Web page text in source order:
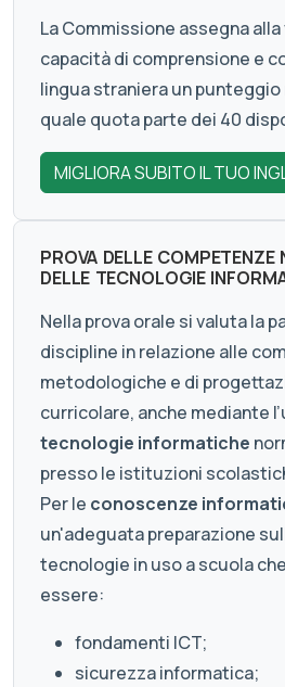
La Commissione assegna
capacità di comprensione e
lingua straniera un punteggio
quale quota parte dei 40
MIGLIORA SUBITO IL TUO
PROVA DELLE COMPETENZE
DELLE TECNOLOGIE
Nella prova orale si valuta la
discipline in relazione alle
metodologiche e di
curricolare, anche mediante
tecnologie informatiche
presso le istituzioni
Per le conoscenze
un'adeguata preparazione
tecnologie in uso a scuola
essere:
fondamenti ICT;
sicurezza informatica;